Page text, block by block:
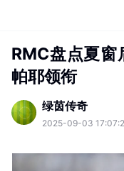
RMC盘点夏窗
帕耶领衔
绿茵传奇
2025-09-03